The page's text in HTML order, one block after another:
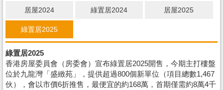
居屋2024 綠置居2024 居屋2025
綠置居2025
綠置居2025
香港房屋委員會（房委會）宣布綠置居2025開售，今期主打樓盤
位於九龍灣「盛緻苑」，提供超過800個新單位（項目總數1,467
伙），會以市價6折推售，最便宜的約168萬，首期僅需約8萬4千